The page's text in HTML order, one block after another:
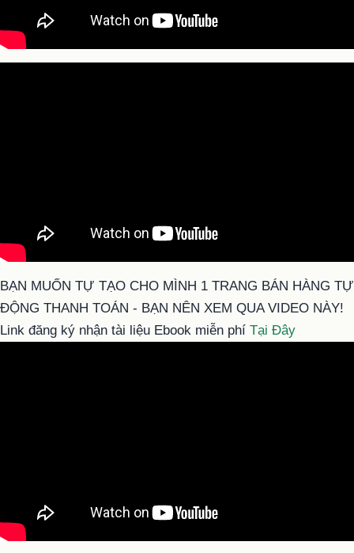
BẠN MUỐN TỰ TẠO CHO MÌNH 1 TRANG BÁN HÀNG TỰ
ĐỘNG THANH TOÁN - BẠN NÊN XEM QUA VIDEO NÀY!
Link đăng ký nhận tài liệu Ebook miễn phí Tại Đây